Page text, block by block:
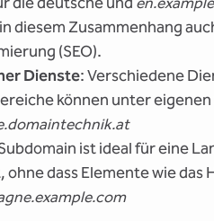
diesem Zusammenhang
(SEO).
Dienste: Verschiedene
können unter
ist ideal für eine
dass Elemente wie das